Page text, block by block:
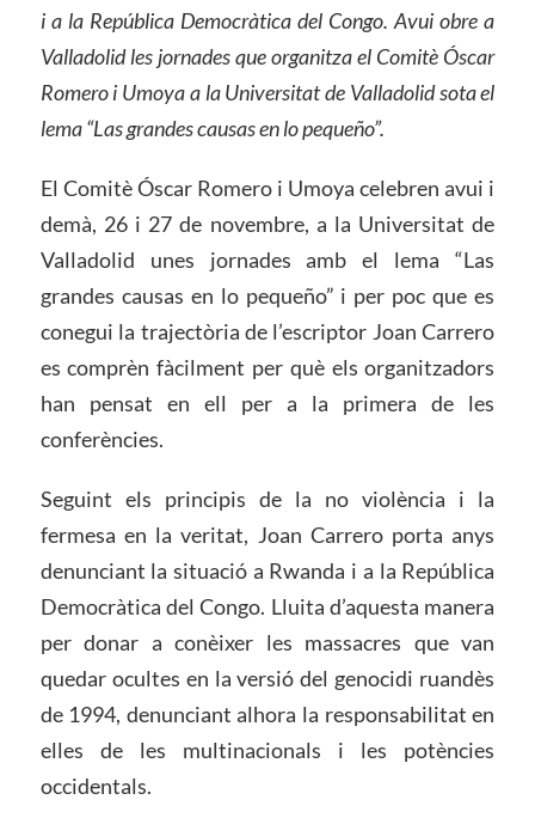
i a la República Democràtica del Congo. Avui obre a
Valladolid les jornades que organitza el Comitè Óscar
Romero i Umoya a la Universitat de Valladolid sota el
lema “Las grandes causas en lopequeño”.
El Comitè Óscar Romero i Umoya celebren avui i
demà, 26 i 27 de novembre, a la Universitat de
Valladolid unes jornades amb el lema “Las
grandes causas en lo pequeño” i per poc que es
conegui la trajectòria de l’escriptor Joan Carrero
es comprèn fàcilment per què els organitzadors
han pensat en ell per a la primera de les
conferències.
Seguint els principis de la no violència i la
fermesa en la veritat, Joan Carrero porta anys
denunciant la situació a Rwanda i a la República
Democràtica del Congo. Lluita d’aquesta manera
per donar a conèixer les massacres que van
quedar ocultes en la versió del genocidi ruandès
de 1994, denunciant alhora la responsabilitat en
elles de les multinacionals i les potències
occidentals.